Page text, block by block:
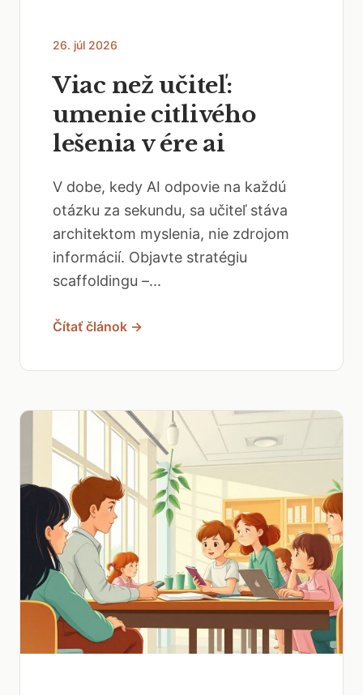
26. júl 2026
Viac než učiteľ:
umenie citlivého
lešenia v ére ai
V dobe, kedy AI odpovie na každú
otázku za sekundu, sa učiteľ stáva
architektom myslenia, nie zdrojom
informácií. Objavte stratégiu
scaffoldingu –...
Čítať článok →